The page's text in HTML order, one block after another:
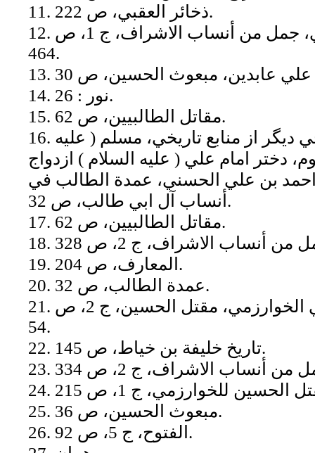
11. ذخائر العقبي، ص 222.
12. احمد بن يحيي البلاذري، جمل من أنساب الاشراف، ج 1، ص
464.
14. نور : 26.
15. مقاتل الطالبيين، ص 62.
16. بنابر گزارش برخي ديگر از منابع تاريخي، مسلم ( عليه
دختر امام علي ( عليه السلام ) ازدواج
بن علي الحسني، عمدة الطالب في
أنساب آل ابي طالب، ص 32.
17. مقاتل الطالبيين، ص 62.
19. المعارف، ص 204.
20. عمدة الطالب، ص 32.
21. الموفق بن احمد المكي الخوارزمي، مقتل الحسين، ج 2، ص
54.
22. تاريخ خليفة بن خياط، ص 145.
25. مبعوث الحسين، ص 36.
26. الفتوح، ج 5، ص 92.